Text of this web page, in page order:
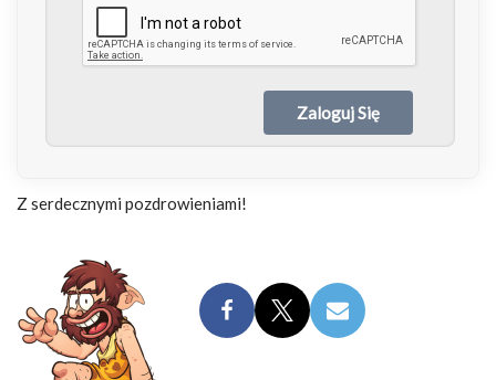
Z serdecznymi pozdrowieniami!